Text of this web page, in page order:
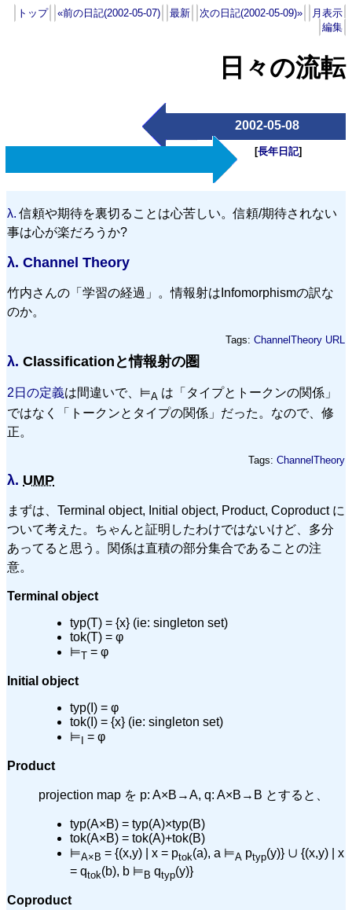
トップ «前の日記(2002-05-07) 最新 次の日記(2002-05-09)»
月表示
編集
日々の流転
2002-05-08
[長年日記]
λ. 信頼や期待を裏切ることは心苦しい。信頼/期待されない
事は心が楽だろうか?
λ. Channel Theory
竹内さんの「学習の経過」。情報射はInfomorphismの訳な
のか。
Tags: ChannelTheory URL
λ. Classificationと情報射の圏
2日の定義は間違いで、⊨A は「タイプとトークンの関係」
ではなく「トークンとタイプの関係」だった。なので、修
正。
Tags: ChannelTheory
λ. UMP
まずは、Terminal object, Initial object, Product, Coproduct に
ついて考えた。ちゃんと証明したわけではないけど、多分
あってると思う。関係は直積の部分集合であることの注
意。
Terminal object
typ(T) = {x} (ie: singleton set)
tok(T) = φ
⊨T = φ
Initial object
typ(I) = φ
tok(I) = {x} (ie: singleton set)
⊨ = φ
Product
projection map を p: A×B→A, q: A×B→B とすると、
typ(A×B) = typ(A)×typ(B)
tok(A×B) = tok(A)+tok(B)
⊨A×B = {(x,y) | x = ptok(a), a ⊨A ptyp(y)} ∪ {(x,y) | x
= qtok(b), b ⊨ B qtyp(y)}
Coproduct